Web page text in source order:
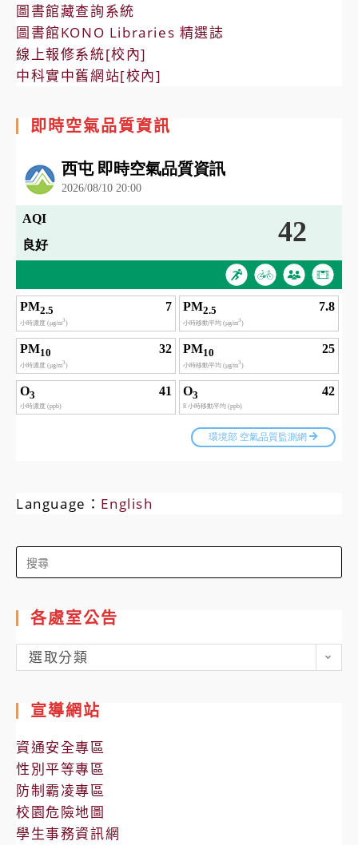
圖書館藏查詢系統
圖書館KONO Libraries 精選誌
線上報修系統[校內]
中科實中舊網站[校內]
即時空氣品質資訊
Language： English
Search
for:
各處室公告
各
處
公
告
選取分類
宣導網站
資通安全專區
性別平等專區
防制霸凌專區
校園危險地圖
學生事務資訊網